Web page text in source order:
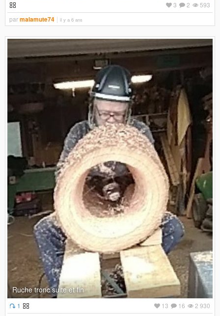
593
2
3
parmalamute74 il y a 6 ans
Ruche tronc suite et fin
1 2 930
16
13